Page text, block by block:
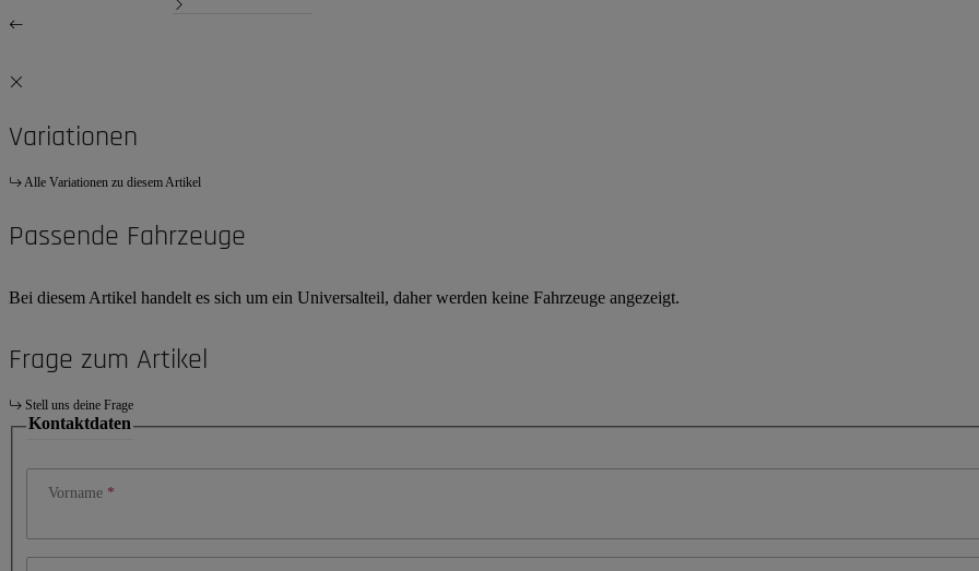
Variationen
Alle Variationen zu diesem Artikel
Passende Fahrzeuge
Bei diesem Artikel handelt es sich um ein Universalteil, daher werden keine Fahrzeuge angezeigt.
Frage zum Artikel
Stell uns deine Frage
Kontaktdaten
Vorname